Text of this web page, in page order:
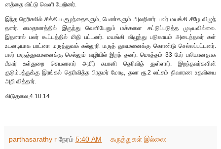
னத்தை விட்டு வெளி யேறினர்.
இந்த நெரிசலில் சிக்கிய குழந்தைகளும், பெண்களும் அலறினர். பலர் மயங்கி கீழே விழுந்
தனர். மைதானத்தில் இருந்து வெளியேறும் மக்களை கட்டுப்படுத்த முடியவில்லை.
இதனால் பலர் கூட்டத்தில் மிதி பட்டனர். மயங்கி விழுந்து படுகாயம் அடைந்தவர் கள்
உடனடியாக பாட்னா மருத்துவக் கல்லூரி மருத் துவமனைக்கு கொண்டு செல்லப்பட்டனர்.
பலர் மருத்துவமனைக்கு செல்லும் வழியில் இறந் தனர். மொத்தம் 33 பேர் பலியானதாக
பீகார் உள்துறை செயலாளர் அமிர் சுபானி தெரிவித் துள்ளார். இறந்தவர்களின்
குடும்பத்துக்கு இரங்கல் தெரிவித்த பிரதமர் மோடி, தலா ரூ.2 லட்சம் நிவாரண உதவியை
அறி வித்தார்.
விடுதலை,4.10.14
parthasarathy r நேரம் 5:40 AM கருத்துகள் இல்லை: